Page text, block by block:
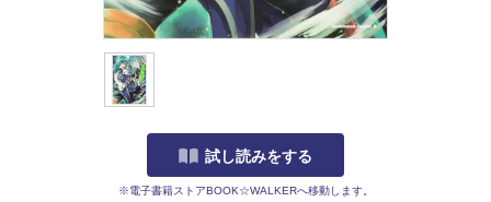
試し読みをする
※電子書籍ストアBOOK☆WALKERへ移動します。